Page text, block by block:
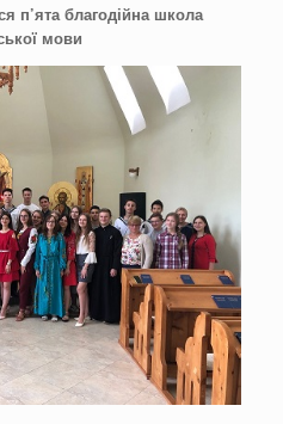
п’ята благодійна школа
мови